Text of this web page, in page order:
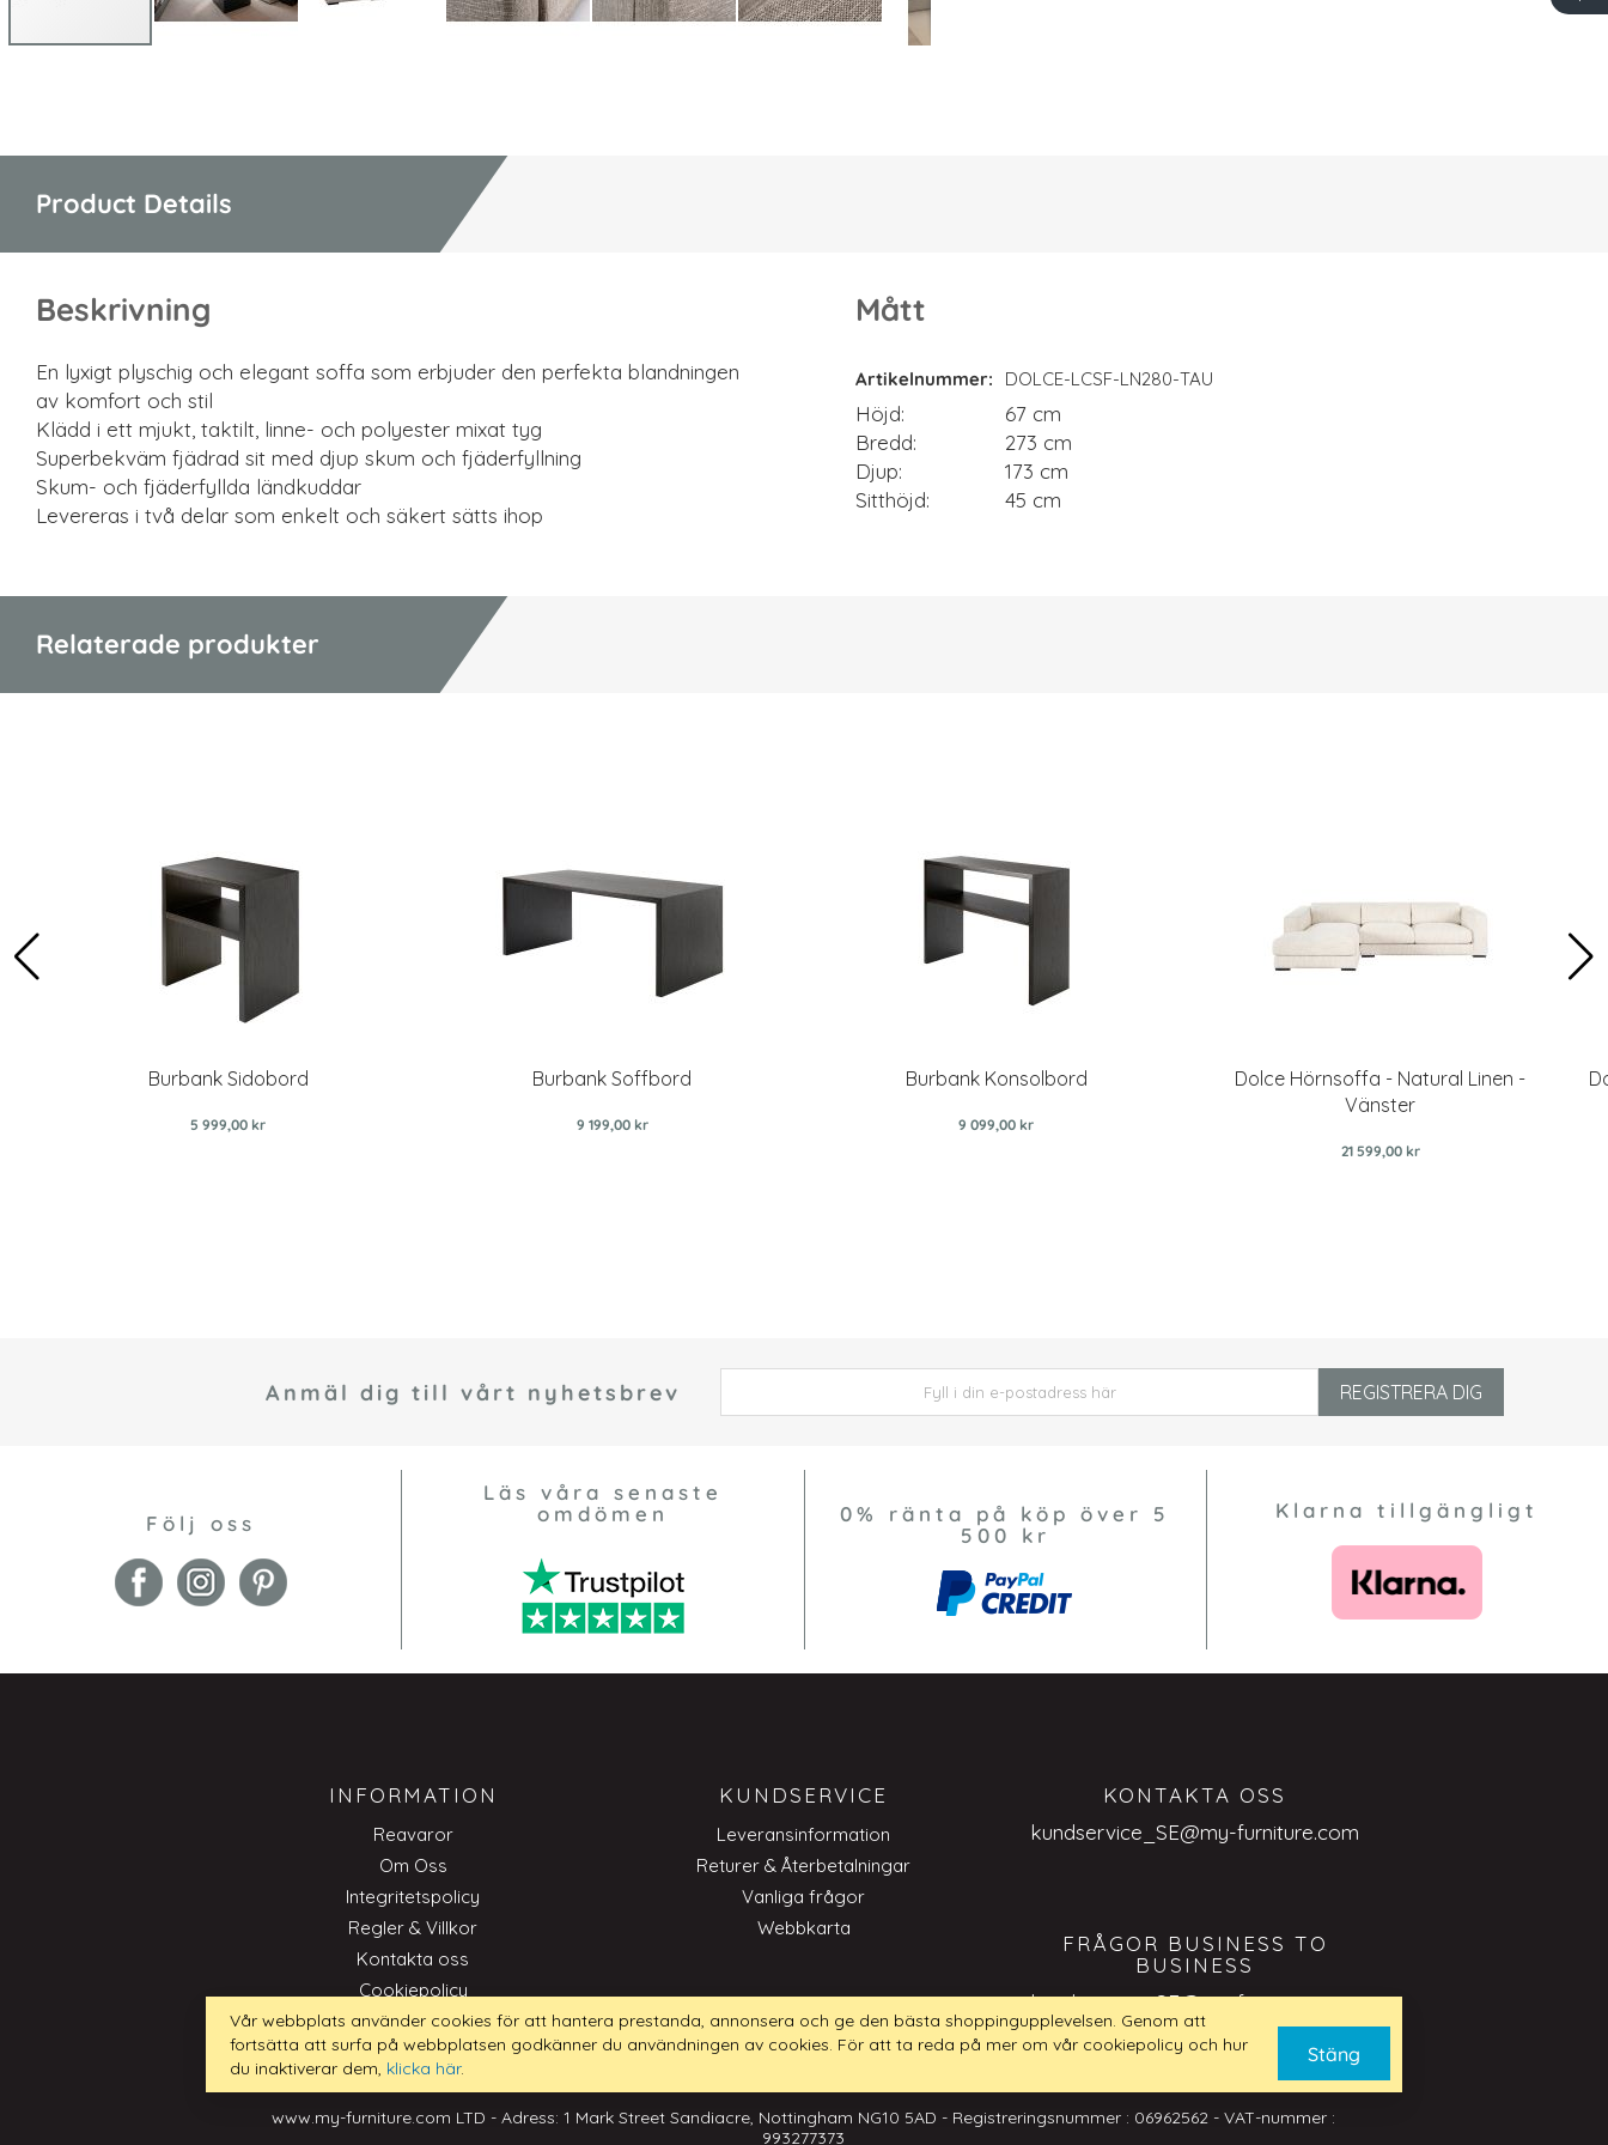
av
Product Details
Beskrivning
En lyxigt plyschig och elegant soffa som erbjuder den perfekta blandningen
av komfort och stil
Klädd i ett mjukt, taktilt, linne- och polyester mixat tyg
Superbekväm fjädrad sit med djup skum och fjäderfyllning
Skum- och fjäderfyllda ländkuddar
Levereras i två delar som enkelt och säkert sätts ihop
Mått
Mått
Artikelnummer DOLCE-LCSF-LN280-TAU
Höjd
67 cm
Bredd
273 cm
Djup
173 cm
Sitthöjd
45 cm
Relaterade produkter
Burbank Sidobord
5 999,00 kr
Burbank Soffbord
9 199,00 kr
Burbank Konsolbord
9 099,00 kr
Dolce Hörnsoffa - Natural Linen -
Vänster
21 599,00 kr
Anmäl dig till vårt nyhetsbrev REGISTRERA DIG
Följ oss
Läs våra senaste
omdömen
0% ränta på köp över 5
500 kr
Klarna tillgängligt
INFORMATION
Reavaror
Om Oss
Integritetspolicy
Regler & Villkor
Kontakta oss
Cookiepolicy
Trade
KUNDSERVICE
Leveransinformation
Returer & Återbetalningar
Vanliga frågor
Webbkarta
KONTAKTA OSS
kundservice_SE@my-furniture.com
FRÅGOR BUSINESS TO
BUSINESS
kundservice_SE@my-furniture.com
www.my-furniture.com LTD - Adress: 1 Mark Street Sandiacre, Nottingham NG10 5AD - Registreringsnummer : 06962562 - VAT-nummer :
993277373
Vår webbplats använder cookies för att hantera prestanda, annonsera och ge den bästa shoppingupplevelsen. Genom att
fortsätta att surfa på webbplatsen godkänner du användningen av cookies. För att ta reda på mer om vår cookiepolicy och hur
du inaktiverar dem, klicka här.
Stäng